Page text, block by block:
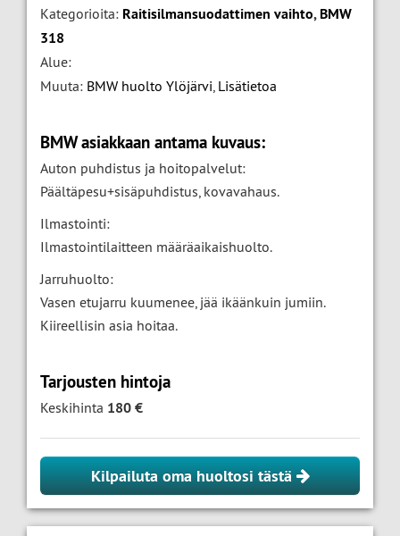
Kategorioita: Raitisilmansuodattimen vaihto,BMW
318
Alue:
Muuta: BMW huolto Ylöjärvi, Lisätietoa
BMW asiakkaan antama kuvaus:
Auton puhdistus ja hoitopalvelut:
Päältäpesu+sisäpuhdistus, kovavahaus.
Ilmastointi:
Ilmastointilaitteen määräaikaishuolto.
Jarruhuolto:
Vasen etujarru kuumenee, jää ikäänkuin jumiin.
Kiireellisin asia hoitaa.
Tarjousten hintoja
Keskihinta 180 €
Kilpailuta oma huoltosi tästä